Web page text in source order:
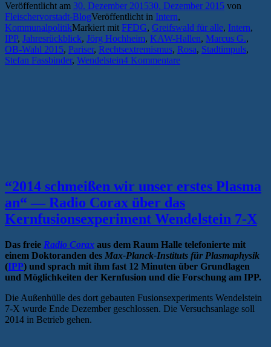
war
2015“
Veröffentlicht am 30. Dezember 201530. Dezember 2015 von
Fleischervorstadt-BlogVeröffentlicht in Intern,
KommunalpolitikMarkiert mit FFDG, Greifswald für alle, Intern,
IPP, Jahresrückblick, Jörg Hochheim, KAW-Hallen, Marcus G.,
OB-Wahl 2015, Pariser, Rechtsextremismus, Rosa, Stadtimpuls,
Stefan Fassbinder, Wendelstein4 Kommentare
“2014 schmeißen wir unser erstes Plasma
an“ — Radio Corax über das
Kernfusionsexperiment Wendelstein 7-X
Das freie Radio Corax aus dem Raum Halle telefonierte mit
einem Doktoranden des Max-Planck-Instituts für Plasmaphysik
(IPP) und sprach mit ihm fast 12 Minuten über Grundlagen
und Möglichkeiten der Kernfusion und die Forschung am IPP.
Die Außenhülle des dort gebauten Fusionsexperiments Wendelstein
7-X wurde Ende Dezember geschlossen. Die Versuchsanlage soll
2014 in Betrieb gehen.